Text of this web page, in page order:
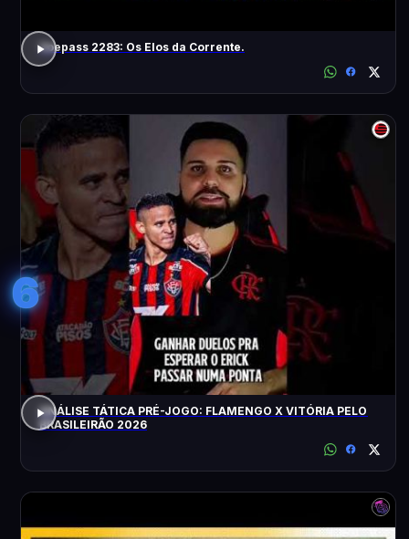
Voepass 2283: Os Elos da Corrente.
6
ANÁLISE TÁTICA PRÉ-JOGO: FLAMENGO X VITÓRIA PELO
BRASILEIRÃO 2026